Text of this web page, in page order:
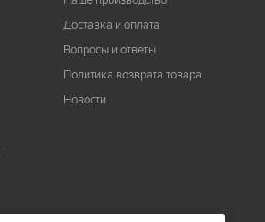
Доставка и оплата
Вопросы и ответы
Политика возврата товара
Новости